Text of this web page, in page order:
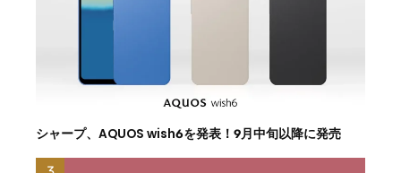
シャープ、AQUOS wish6を発表！9月中旬以降に発売